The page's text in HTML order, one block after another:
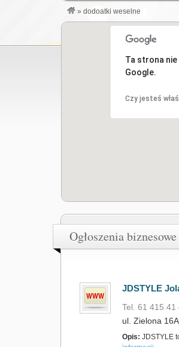
» dodoatki weselne
Ta strona
Google.
Czy jesteś
Ogłoszenia
JDSTYLE
Tel. 61 415 41
ul. Zielona
Opis: JDSTYLE